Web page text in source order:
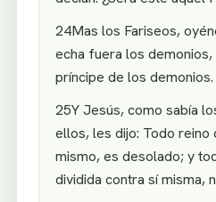
24Mas los Fariseos,
echa fuera los
príncipe de los demonios.
25Y Jesús, como sabía
ellos, les dijo: Todo reino
mismo, es desolado; y
dividida contra sí misma,